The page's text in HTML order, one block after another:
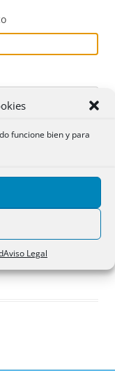
funcione bien y para
Aviso Legal